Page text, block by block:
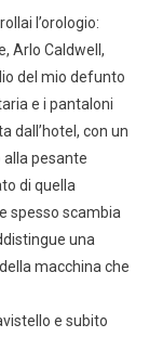
l’orologio:
Arlo Caldwell,
del mio defunto
e i pantaloni
dall’hotel, con un
pesante
di quella
spesso scambia
una
macchina che
e subito